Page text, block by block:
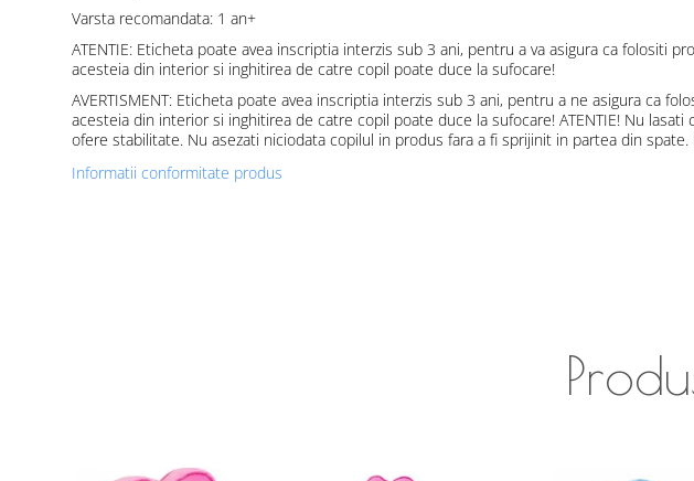
Varsta recomandata: 1 an+
ATENTIE: Eticheta poate avea inscriptia interzis sub 3 ani, pentru a va asigura ca folositi
acesteia din interior si inghitirea de catre copil poate duce la sufocare!
AVERTISMENT: Eticheta poate avea inscriptia interzis sub 3 ani, pentru a ne asigura ca
acesteia din interior si inghitirea de catre copil poate duce la sufocare! ATENTIE! Nu
ofere stabilitate. Nu asezati niciodata copilul in produs fara a fi sprijinit in partea din
Informatii conformitate produs